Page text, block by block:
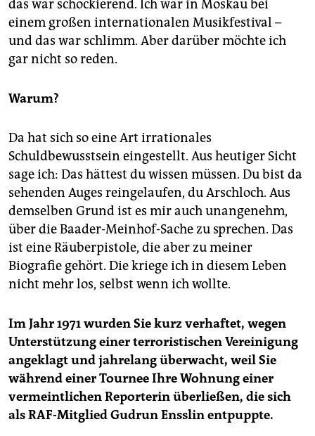
das war schockierend. Ich war in Moskau bei
einem großen internationalen Musikfestival –
und das war schlimm. Aber darüber möchte ich
gar nicht so reden.
Warum?
Da hat sich so eine Art irrationales
Schuldbewusstsein eingestellt. Aus heutiger Sicht
sage ich: Das hättest du wissen müssen. Du bist da
sehenden Auges reingelaufen, du Arschloch. Aus
demselben Grund ist es mir auch unangenehm,
über die Baader-Meinhof-Sache zu sprechen. Das
ist eine Räuberpistole, die aber zu meiner
Biografie gehört. Die kriege ich in diesem Leben
nicht mehr los, selbst wenn ich wollte.
Im Jahr 1971 wurden Sie kurz verhaftet, wegen
Unterstützung einer terroristischen Vereinigung
angeklagt und jahrelang überwacht, weil Sie
während einer Tournee Ihre Wohnung einer
vermeintlichen Reporterin überließen, die sich
als RAF-Mitglied Gudrun Ensslin entpuppte.